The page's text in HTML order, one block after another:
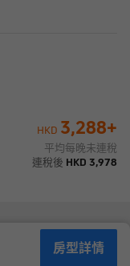
HKD 3,288+
平均每晚未連稅
連稅後 HKD 3,978
房型詳情